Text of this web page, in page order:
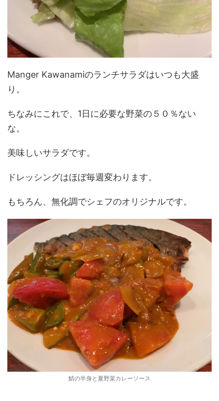
Manger Kawanamiのランチサラダはいつも大盛
り。
ちなみにこれで、1日に必要な野菜の５０％ない
な。
美味しいサラダです。
ドレッシングはほぼ毎週変わります。
もちろん、無化調でシェフのオリジナルです。
鯖の半身と夏野菜カレーソース